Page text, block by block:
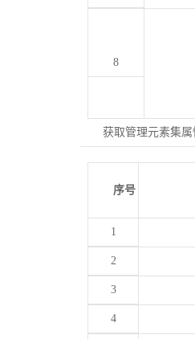
8
获取管理元素集
序号
1
2
3
4